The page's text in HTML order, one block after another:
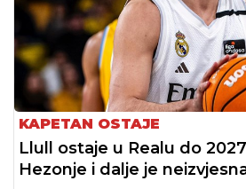
KAPETAN OSTAJE
Llull ostaje u Realu do
Hezonje i dalje je